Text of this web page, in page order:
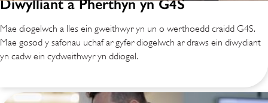
Diwylliant a Pherthyn yn G4S
Mae diogelwch a lles ein gweithwyr yn un o werthoedd craidd G4S.
Mae gosod y safonau uchaf ar gyfer diogelwch ar draws ein diwydiant
yn cadw ein cydweithwyr yn ddiogel.